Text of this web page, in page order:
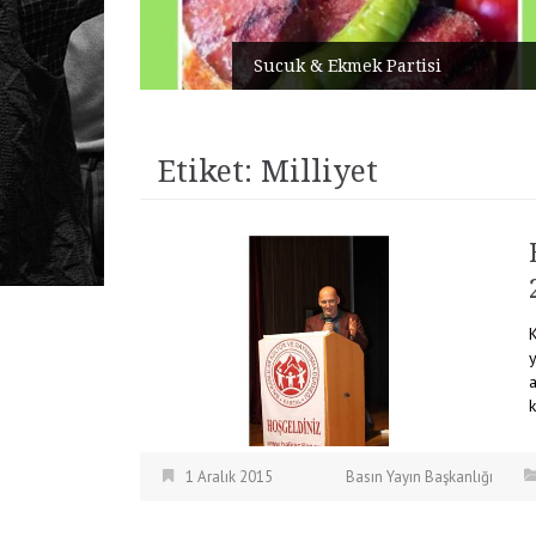
Sucuk & Ekmek Partisi
Etiket: Milliyet
1 Aralık 2015 Basın Yayın Başkanlığı